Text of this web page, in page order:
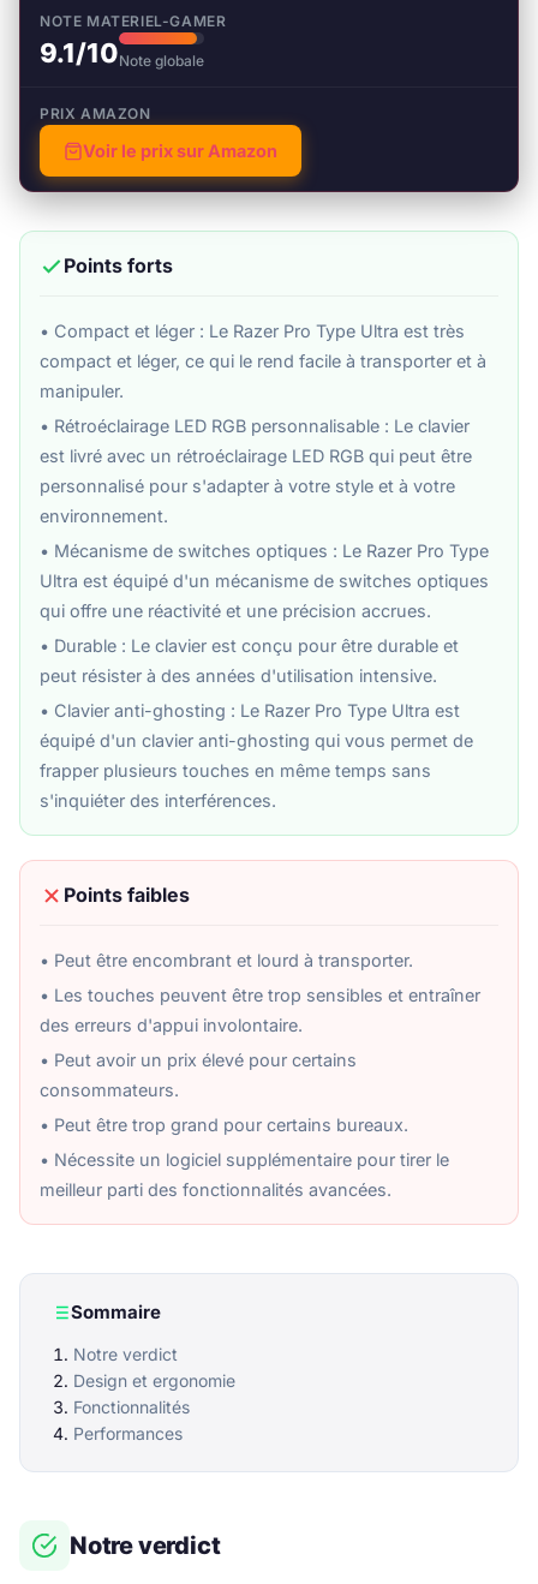
NOTE MATERIEL-GAMER
9.1/10Note globale
PRIX AMAZON
Voir le prix sur Amazon
Points forts
• Compact et léger : Le Razer Pro Type Ultra est très
compact et léger, ce qui le rend facile à transporter et à
manipuler.
• Rétroéclairage LED RGB personnalisable : Le clavier
est livré avec un rétroéclairage LED RGB qui peut être
personnalisé pour s'adapter à votre style et à votre
environnement.
• Mécanisme de switches optiques : Le Razer Pro Type
Ultra est équipé d'un mécanisme de switches optiques
qui offre une réactivité et une précision accrues.
• Durable : Le clavier est conçu pour être durable et
peut résister à des années d'utilisation intensive.
• Clavier anti-ghosting : Le Razer Pro Type Ultra est
équipé d'un clavier anti-ghosting qui vous permet de
frapper plusieurs touches en même temps sans
s'inquiéter des interférences.
Points faibles
• Peut être encombrant et lourd à transporter.
• Les touches peuvent être trop sensibles et entraîner
des erreurs d'appui involontaire.
• Peut avoir un prix élevé pour certains
consommateurs.
• Peut être trop grand pour certains bureaux.
• Nécessite un logiciel supplémentaire pour tirer le
meilleur parti des fonctionnalités avancées.
Sommaire
Notre verdict
Design et ergonomie
Fonctionnalités
Performances
Notre verdict